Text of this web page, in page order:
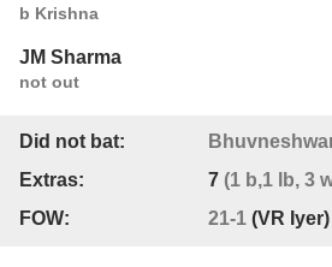
b Krishna
JM Sharma
not out
Did not bat:
Extras:
7 (1 b,1 lb, 3
FOW:
21-1 (VR Iyer)